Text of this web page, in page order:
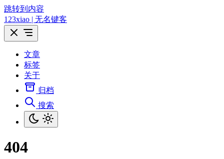
跳转到内容
123xiao | 无名键客
文章
标签
关于
归档
搜索
404